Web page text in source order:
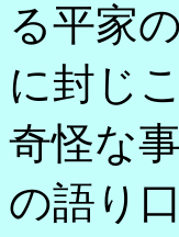
る平家
に封じ
奇怪な
の語り